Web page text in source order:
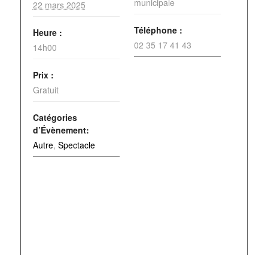
22 mars 2025
Heure :
14h00
Prix :
Gratuit
Catégories
d’Évènement:
Autre, Spectacle
Téléphone :
02 35 17 41 43